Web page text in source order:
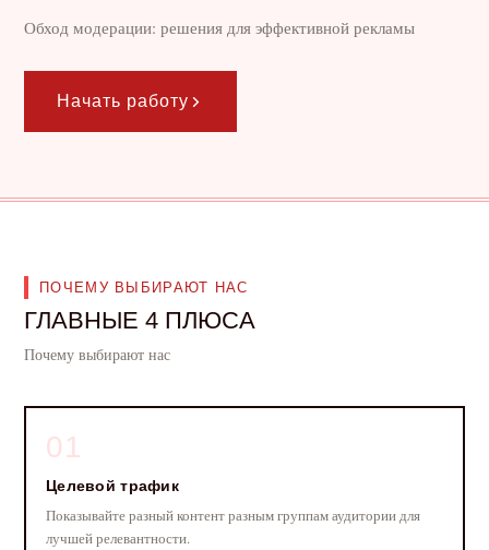
Обход модерации: решения для эффективной рекламы
Начать работу
ПОЧЕМУ ВЫБИРАЮТ НАС
ГЛАВНЫЕ 4 ПЛЮСА
Почему выбирают нас
01
Целевой трафик
Показывайте разный контент разным группам аудитории для
лучшей релевантности.